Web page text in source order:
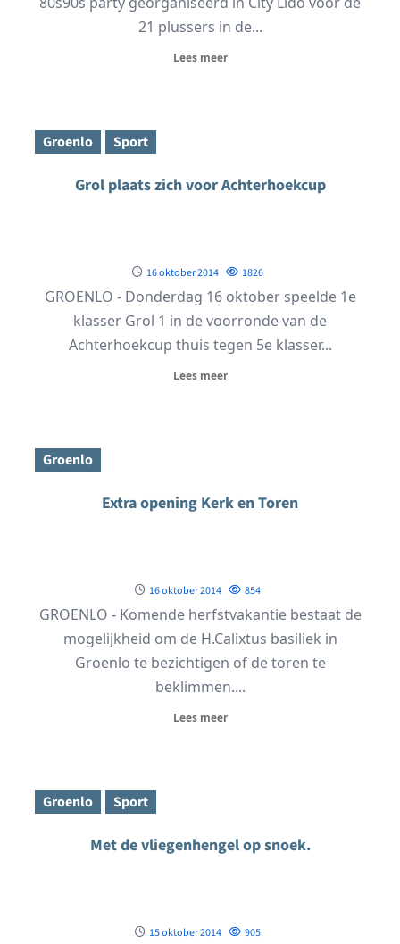
21 plussers in de...
Lees meer
Groenlo Sport
Grol plaats zich voor Achterhoekcup
16 oktober 2014 1826
GROENLO - Donderdag 16 oktober speelde 1e
klasser Grol 1 in de voorronde van de
Achterhoekcup thuis tegen 5e klasser...
Lees meer
Groenlo
Extra opening Kerk en Toren
16 oktober 2014 854
GROENLO - Komende herfstvakantie bestaat de
mogelijkheid om de H.Calixtus basiliek in
Groenlo te bezichtigen of de toren te
beklimmen....
Lees meer
Groenlo Sport
Met de vliegenhengel op snoek.
15 oktober 2014 905